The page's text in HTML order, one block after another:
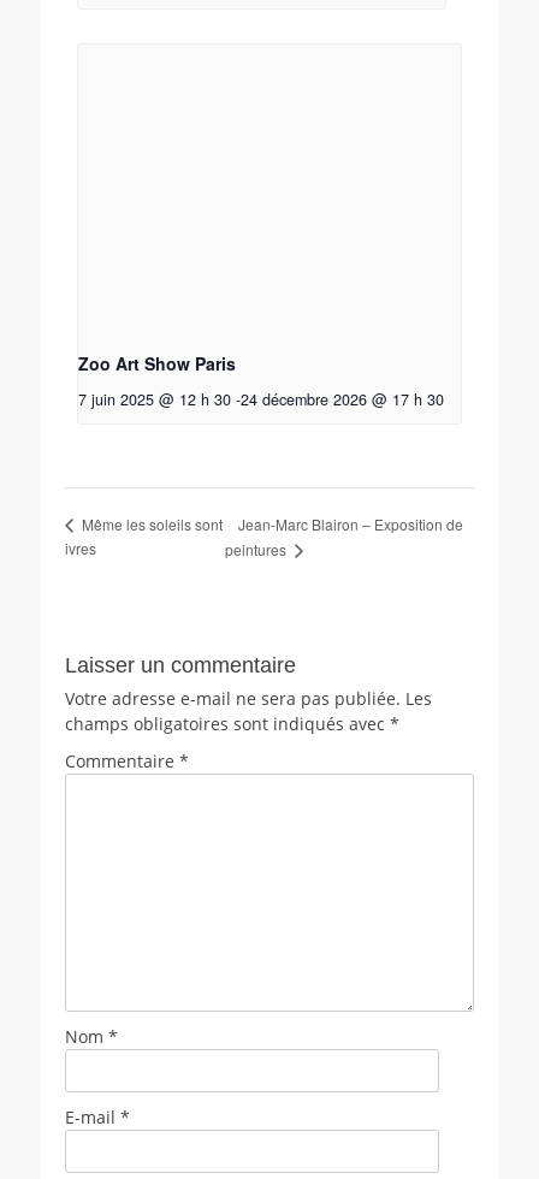
Zoo Art Show Paris
7 juin 2025 @ 12 h 30 -24 décembre 2026 @ 17 h 30
Même les soleils sont
ivres
Jean-Marc Blairon – Exposition de
peintures
Laisser un commentaire
Votre adresse e-mail ne sera pas publiée. Les
champs obligatoires sont indiqués avec *
Commentaire *
Nom *
E-mail *